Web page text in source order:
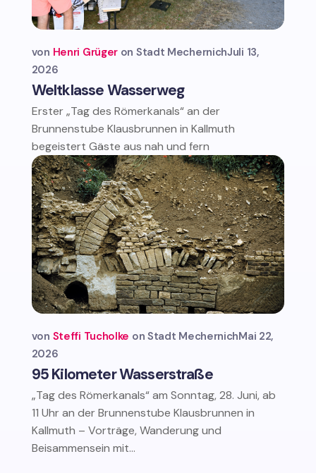
Weltklasse Wasserweg
von Henri Grüger Stadt MechernichJuli 13,
2026
Erster „Tag des Römerkanals“ an der
Brunnenstube Klausbrunnen in Kallmuth
begeistert Gäste aus nah und fern
95 Kilometer Wasserstraße
von Steffi Tucholke Stadt MechernichMai 22,
2026
„Tag des Römerkanals“ am Sonntag, 28. Juni, ab
11 Uhr an der Brunnenstube Klausbrunnen in
Kallmuth – Vorträge, Wanderung und
Beisammensein mit...